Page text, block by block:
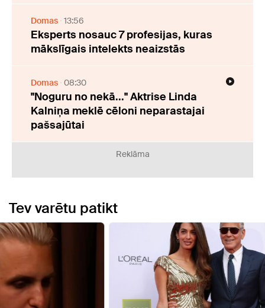
Domas 13:56
Eksperts nosauc 7 profesijas, kuras
mākslīgais intelekts neaizstās
Domas 08:30
"Noguru no nekā..." Aktrise Linda
Kalniņa meklē cēloni neparastajai
pašsajūtai
Reklāma
Tev varētu patikt